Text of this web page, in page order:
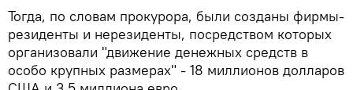
Тогда, по словам прокурора, были созданы фирмы-
резиденты и нерезиденты, посредством которых
организовали "движение денежных средств в
особо крупных размерах" - 18 миллионов долларов